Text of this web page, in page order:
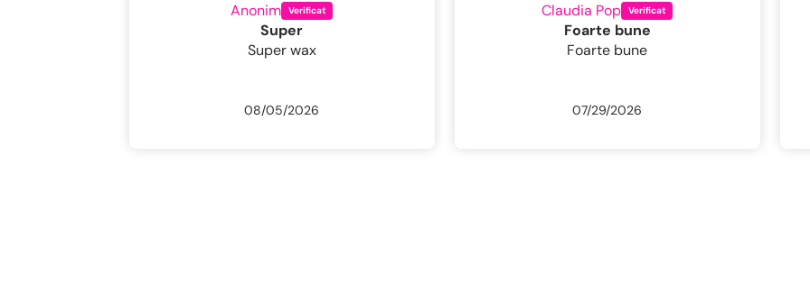
Claudia Pop
Foarte bune
Foarte bune
07/29/2026
Livia Pintea
Excelentă perie pentru părul fin
neidemanatica . Părul rămâne lucios ,
07/29/2026